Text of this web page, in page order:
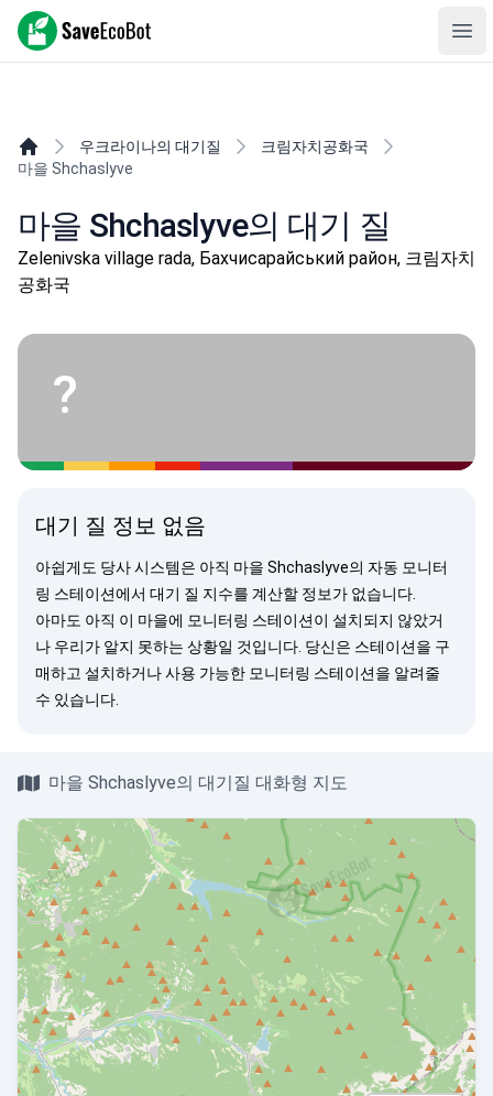
SaveEcoBot
우크라이나의 대기질
크림자치공화국
마을 Shchaslyve
마을 Shchaslyve의 대기 질
Zelenivska village rada, Бахчисарайський район, 크림자치
공화국
?
대기 질 정보 없음
아쉽게도 당사 시스템은 아직 마을 Shchaslyve의 자동 모니터
링 스테이션에서 대기 질 지수를 계산할 정보가 없습니다.
아마도 아직 이 마을에 모니터링 스테이션이 설치되지 않았거
나 우리가 알지 못하는 상황일 것입니다. 당신은 스테이션을 구
매하고 설치하거나 사용 가능한 모니터링 스테이션을 알려줄
수 있습니다.
마을 Shchaslyve의 대기질 대화형 지도